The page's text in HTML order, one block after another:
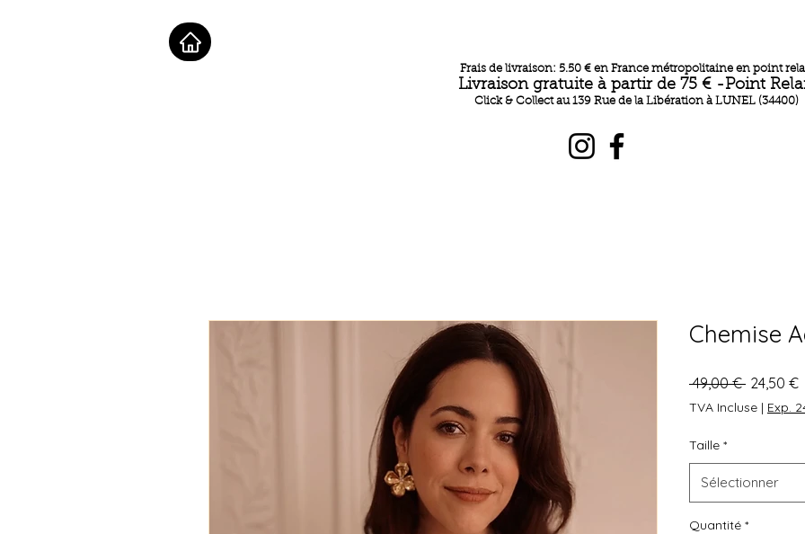
Frais de livraison: 5.50 € en France métropolitaine en point
Livraison gratuite à partir de 75 € -Point
Click & Collect au 139 Rue de la Libération à LUNEL (34400)
Chemise
49,00 € Prix
original
24,50 €
TVA Incluse | Exp.
Taille *
Sélectionner
Quantité *